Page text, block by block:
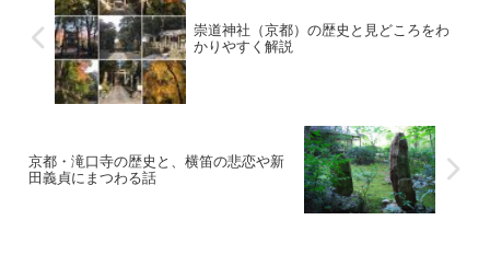
崇道神社（京都）の歴史と見どころをわ
かりやすく解説
京都・滝口寺の歴史と、横笛の悲恋や新
田義貞にまつわる話